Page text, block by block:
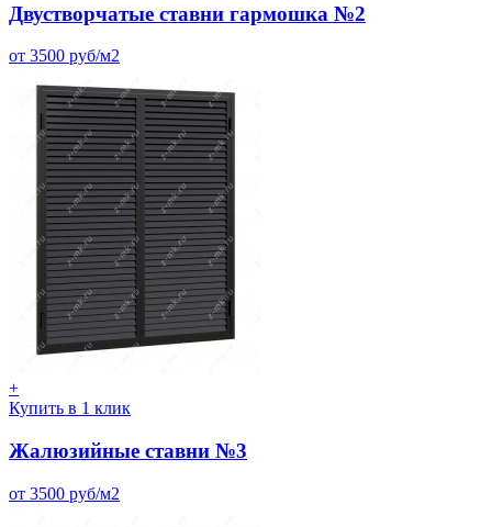
Двустворчатые ставни гармошка №2
от 3500 руб/м2
+
Купить в 1 клик
Жалюзийные ставни №3
от 3500 руб/м2